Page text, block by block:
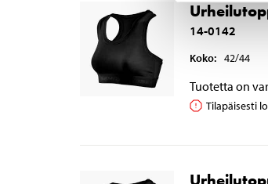
14-0142
Koko: 42/44
Tuotetta on
Tilapäisesti